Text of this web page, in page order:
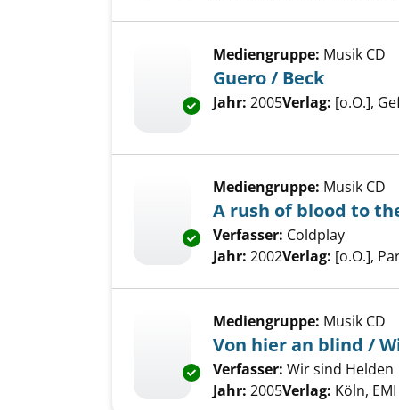
Exemplar-Details von Guero /
Mediengruppe: Musik CD
Guero / Beck
Suche nach diesem
Jahr: 2005Verlag: [o.O.],
Exemplar-Details von A rush
Mediengruppe: Musik CD
A rush of blood to
Verfasser: Coldplay
Jahr: 2002Verlag: [o.O.],
Exemplar-Details von Von hier
Mediengruppe: Musik CD
Von hier an blind /
Verfasser: Wir sind Helden
Jahr: 2005Verlag: Köln, EMI